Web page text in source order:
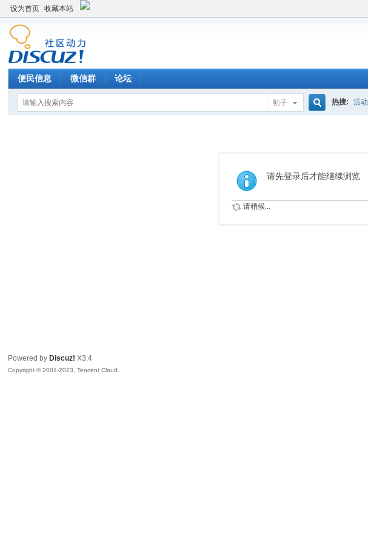
设为首页 收藏本站
便民信息 微信群 论坛
帖子
索
热搜: 活动
请先登录后才能继续浏览
请稍候...
Powered by Discuz! X3.4
Copyright © 2001-2023, Tencent Cloud.